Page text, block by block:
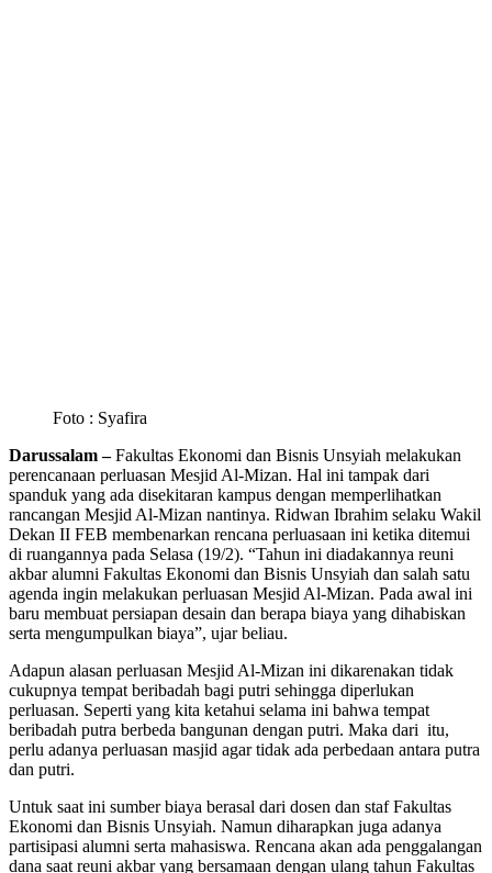
Foto : Syafira
Darussalam –Fakultas Ekonomi dan Bisnis Unsyiah melakukan
perencanaan perluasan Mesjid Al-Mizan. Hal ini tampak dari
spanduk yang ada disekitaran kampus dengan memperlihatkan
rancangan Mesjid Al-Mizan nantinya. Ridwan Ibrahim selaku Wakil
Dekan II FEB membenarkan rencana perluasaan ini ketika ditemui
di ruangannya pada Selasa (19/2). “Tahun ini diadakannya reuni
akbar alumni Fakultas Ekonomi dan Bisnis Unsyiah dan salah satu
agenda ingin melakukan perluasan Mesjid Al-Mizan. Pada awal ini
baru membuat persiapan desain dan berapa biaya yang dihabiskan
serta mengumpulkan biaya”, ujar beliau.
Adapun alasan perluasan Mesjid Al-Mizan ini dikarenakan tidak
cukupnya tempat beribadah bagi putri sehingga diperlukan
perluasan. Seperti yang kita ketahui selama ini bahwa tempat
beribadah putra berbeda bangunan dengan putri. Maka dari itu,
perlu adanya perluasan masjid agar tidak ada perbedaan antara putra
dan putri.
Untuk saat ini sumber biaya berasal dari dosen dan staf Fakultas
Ekonomi dan Bisnis Unsyiah. Namun diharapkan juga adanya
partisipasi alumni serta mahasiswa. Rencana akan ada penggalangan
dana saat reuni akbar yang bersamaan dengan ulang tahun Fakultas